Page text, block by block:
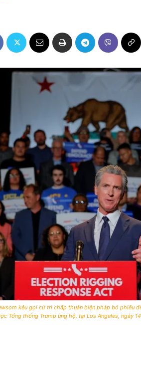
kêu gọi cử tri chấp thuận biện pháp bỏ phiếu
Tổng thống Trump ủng hộ, tại Los Angeles, ngày